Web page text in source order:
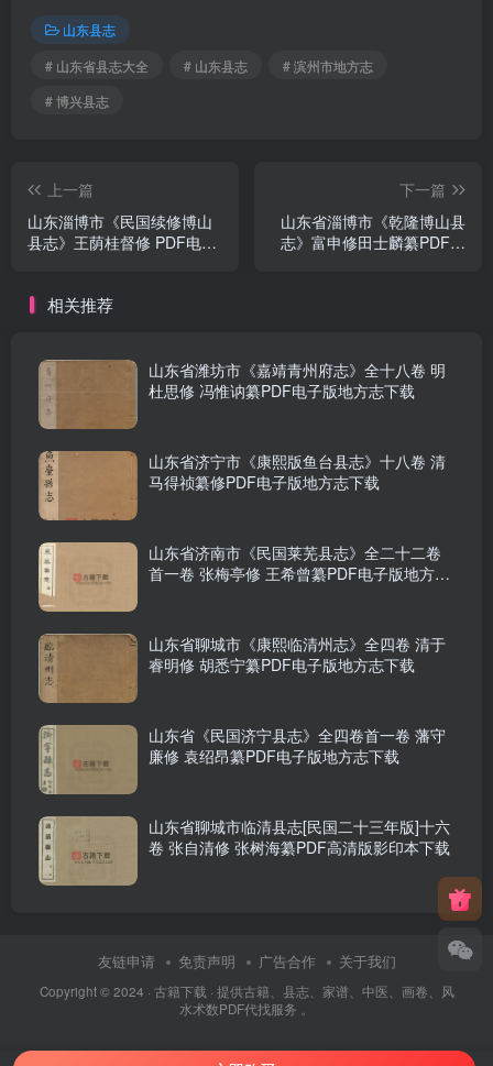
山东县志
# 山东省县志大全
# 山东县志
# 滨州市地方志
# 博兴县志
上一篇
山东淄博市《民国续修博山
县志》王荫桂督修 PDF电子
下一篇
山东省淄博市《乾隆博山县
志》富申修田士麟纂PDF电
相关推荐
山东省潍坊市《嘉靖青州府志》全十八卷 明
杜思修 冯惟讷纂PDF电子版地方志下载
山东省济宁市《康熙版鱼台县志》十八卷 清
马得祯纂修PDF电子版地方志下载
山东省济南市《民国莱芜县志》全二十二卷
首一卷 张梅亭修 王希曾纂PDF电子版地方志
山东省聊城市《康熙临清州志》全四卷 清于
睿明修 胡悉宁纂PDF电子版地方志下载
山东省《民国济宁县志》全四卷首一卷 藩守
廉修 袁绍昂纂PDF电子版地方志下载
山东省聊城市临清县志[民国二十三年版]十六
卷 张自清修 张树海纂PDF高清版影印本下载
友链申请 免责声明 广告合作 关于我们
Copyright © 2024 · 古籍下载 · 提供古籍、县志、家谱、中医、画卷、风
水术数PDF代找服务 。